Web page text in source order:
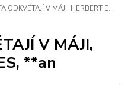
ODKVÉTAJÍ V MÁJI, HERBERT E.
V MÁJI,
**an